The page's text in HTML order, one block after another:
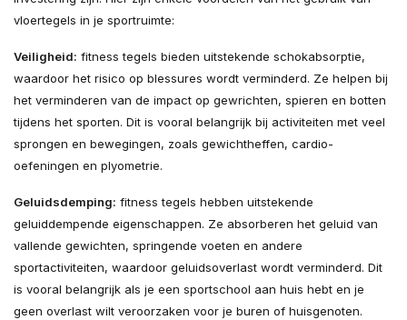
vloertegels in je sportruimte:
Veiligheid: fitness tegels bieden uitstekende schokabsorptie,
waardoor het risico op blessures wordt verminderd. Ze helpen bij
het verminderen van de impact op gewrichten, spieren en botten
tijdens het sporten. Dit is vooral belangrijk bij activiteiten met veel
sprongen en bewegingen, zoals gewichtheffen, cardio-
oefeningen en plyometrie.
Geluidsdemping: fitness tegels hebben uitstekende
geluiddempende eigenschappen. Ze absorberen het geluid van
vallende gewichten, springende voeten en andere
sportactiviteiten, waardoor geluidsoverlast wordt verminderd. Dit
is vooral belangrijk als je een sportschool aan huis hebt en je
geen overlast wilt veroorzaken voor je buren of huisgenoten.